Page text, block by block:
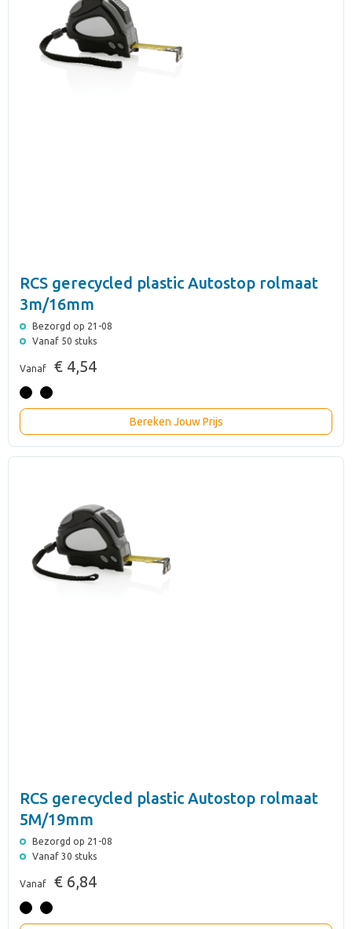
RCS gerecycled plastic Autostop rolmaat
3m/16mm
Bezorgd op 21-08
Vanaf 50 stuks
Vanaf € 4,54
Bereken Jouw Prijs
RCS gerecycled plastic Autostop rolmaat
5M/19mm
Bezorgd op 21-08
Vanaf 30 stuks
Vanaf € 6,84